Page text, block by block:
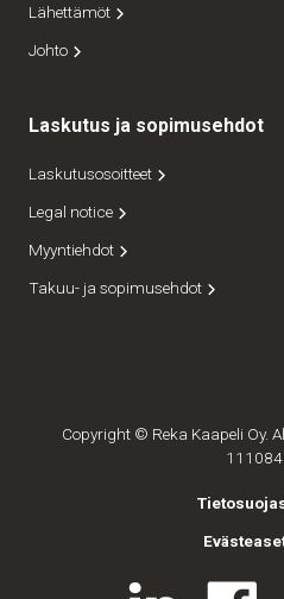
Lähettämöt
Johto
Laskutus ja sopimusehdot
Laskutusosoitteet
Legal notice
Myyntiehdot
Takuu- ja sopimusehdot
Copyright © Reka Kaapeli Oy.